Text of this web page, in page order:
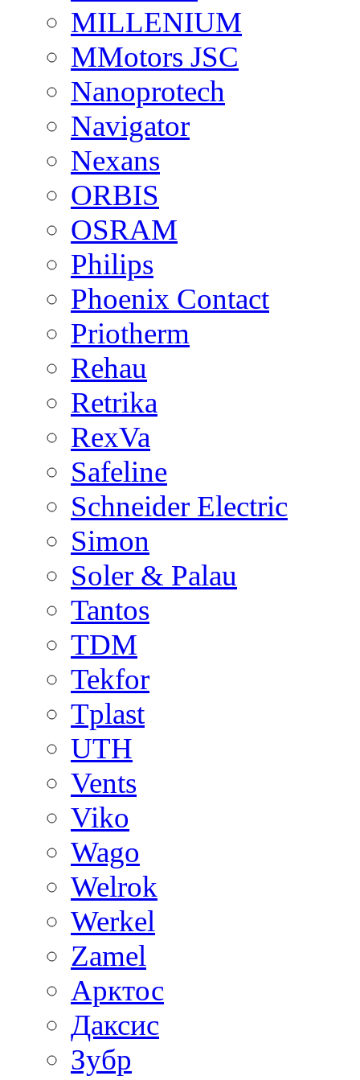
MILLENIUM
MMotors JSC
Nanoprotech
Navigator
Nexans
ORBIS
OSRAM
Philips
Phoenix Contact
Priotherm
Rehau
Retrika
RexVa
Safeline
Schneider Electric
Simon
Soler & Palau
Tantos
TDM
Tekfor
Tplast
UTH
Vents
Viko
Wago
Welrok
Werkel
Zamel
Арктос
Даксис
Зубр